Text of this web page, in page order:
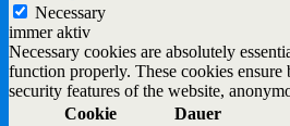
Necessary
immer aktiv
Necessary cookies are absolutely
function properly. These cookies ensure
security features of the website,
Cookie
Dauer